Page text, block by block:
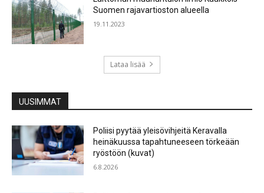
Suomen rajavartioston alueella
19.11.2023
Lataa lisää
UUSIMMAT
Poliisi pyytää yleisövihjeitä Keravalla
heinäkuussa tapahtuneeseen törkeään
ryöstöön (kuvat)
6.8.2026